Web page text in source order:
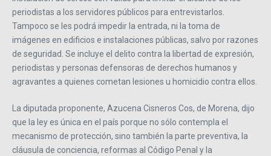
periodistas a los servidores públicos para entrevistarlos.
Tampoco se les podrá impedir la entrada, ni la toma de
imágenes en edificios e instalaciones públicas, salvo por razones
de seguridad. Se incluye el delito contra la libertad de expresión,
periodistas y personas defensoras de derechos humanos y
agravantes a quienes cometan lesiones u homicidio contra ellos.
La diputada proponente, Azucena Cisneros Cos, de Morena, dijo
que la ley es única en el país porque no sólo contempla el
mecanismo de protección, sino también la parte preventiva, la
cláusula de conciencia, reformas al Código Penal y la